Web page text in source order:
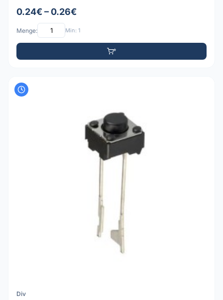
0.24€ – 0.26€
Menge: Min: 1
Div